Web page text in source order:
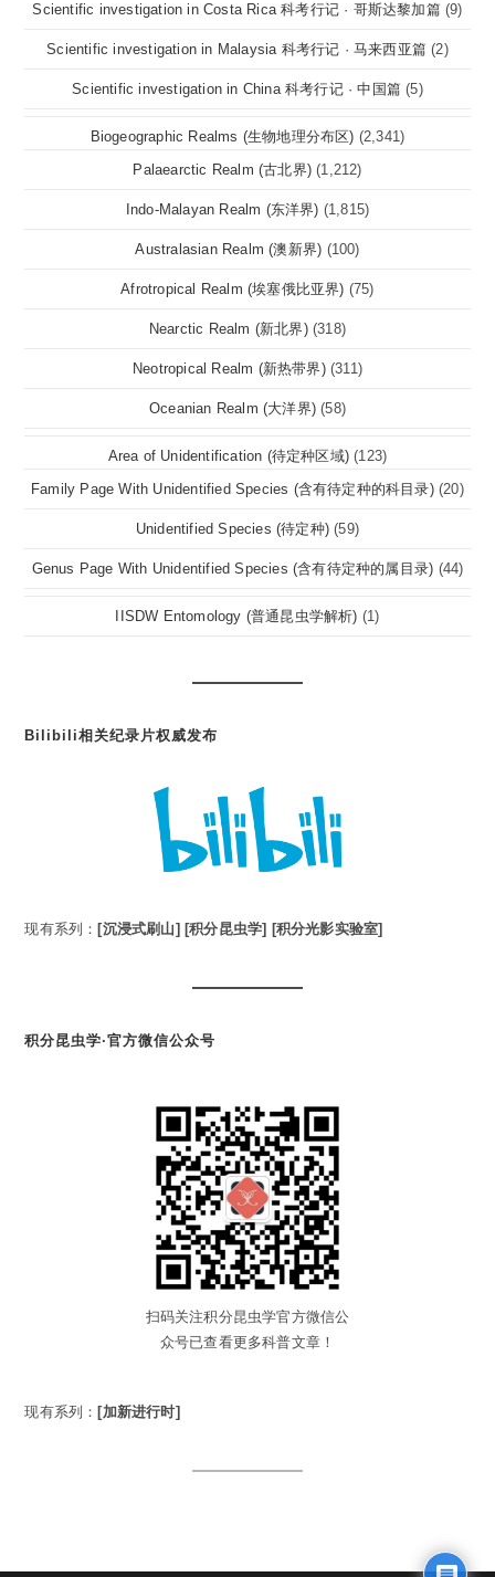
Scientific investigation in Costa Rica 科考行记 · 哥斯达黎加篇 (9)
Scientific investigation in Malaysia 科考行记 · 马来西亚篇 (2)
Scientific investigation in China 科考行记 · 中国篇 (5)
Biogeographic Realms (生物地理分布区) (2,341)
Palaearctic Realm (古北界) (1,212)
Indo-Malayan Realm (东洋界) (1,815)
Australasian Realm (澳新界) (100)
Afrotropical Realm (埃塞俄比亚界) (75)
Nearctic Realm (新北界) (318)
Neotropical Realm (新热带界) (311)
Oceanian Realm (大洋界) (58)
Area of Unidentification (待定种区域) (123)
Family Page With Unidentified Species (含有待定种的科目录) (20)
Unidentified Species (待定种) (59)
Genus Page With Unidentified Species (含有待定种的属目录) (44)
IISDW Entomology (普通昆虫学解析) (1)
Bilibili相关纪录片权威发布
现有系列： [沉浸式刷山] [积分昆虫学] [积分光影实验室]
积分昆虫学·官方微信公众号
扫码关注积分昆虫学官方微信公
众号已查看更多科普文章！
现有系列： [加新进行时]